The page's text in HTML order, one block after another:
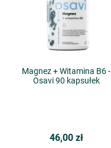
Magnez + Witamina B6 -
Osavi 90 kapsułek
46,00 zł